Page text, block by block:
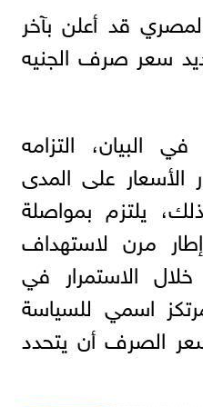
قد أعلن بآخر
سعر صرف الجنيه
البيان، التزامه
الأسعار على المدى
يلتزم بمواصلة
مرن لاستهداف
الاستمرار في
اسمي للسياسة
الصرف أن يتحدد